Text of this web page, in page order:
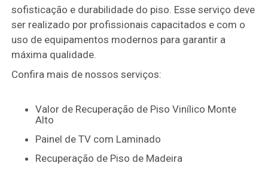
sofisticação e durabilidade do piso. Esse serviço deve
ser realizado por profissionais capacitados e com o
uso de equipamentos modernos para garantir a
máxima qualidade.
Confira mais de nossos serviços:
Valor de Recuperação de Piso Vinílico Monte
Alto
Painel de TV com Laminado
Recuperação de Piso de Madeira